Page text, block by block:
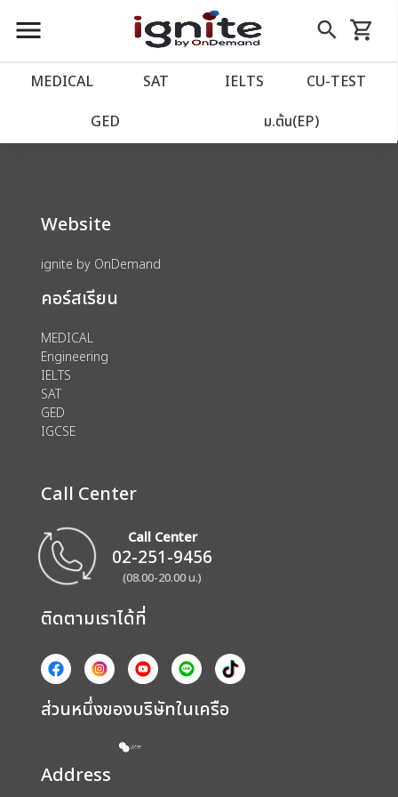
close
account_balance หน้าแรก
เว็บไซต์อิกไนท์
import_contacts วางแผนการเรียน
account_circle เข้าสู่ระบบ
assignment ลงทะเบียน
menu search
Skip
to
shopping_cart
รถเข็น
MEDICAL SAT IELTS CU‑TEST
GED ม.ต้น(EP)
We could not find anything for 80002040
Website
ignite by OnDemand
คอร์สเรียน
MEDICAL
Engineering
IELTS
SAT
GED
IGCSE
Call Center
Call Center
02-251-9456
(08.00-20.00 น.)
ติดตามเราได้ที่
ส่วนหนึ่งของบริษัทในเครือ
Address